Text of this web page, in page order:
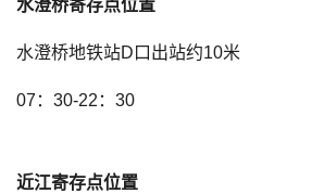
水澄桥寄存点位置
水澄桥地铁站D口出站约10米
07：30-22：30
近江寄存点位置